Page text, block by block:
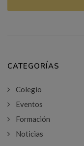
CATEGORÍAS
Colegio
Eventos
Formación
Noticias